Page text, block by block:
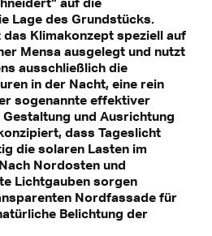
Lage des Grundstücks.
Klimakonzept speziell auf
Mensa ausgelegt und nutzt
ausschließlich die
in der Nacht, eine rein
sogenannte effektiver
und Ausrichtung
dass Tageslicht
die solaren Lasten im
Nordosten und
Lichtgauben sorgen
Nordfassade für
Belichtung der